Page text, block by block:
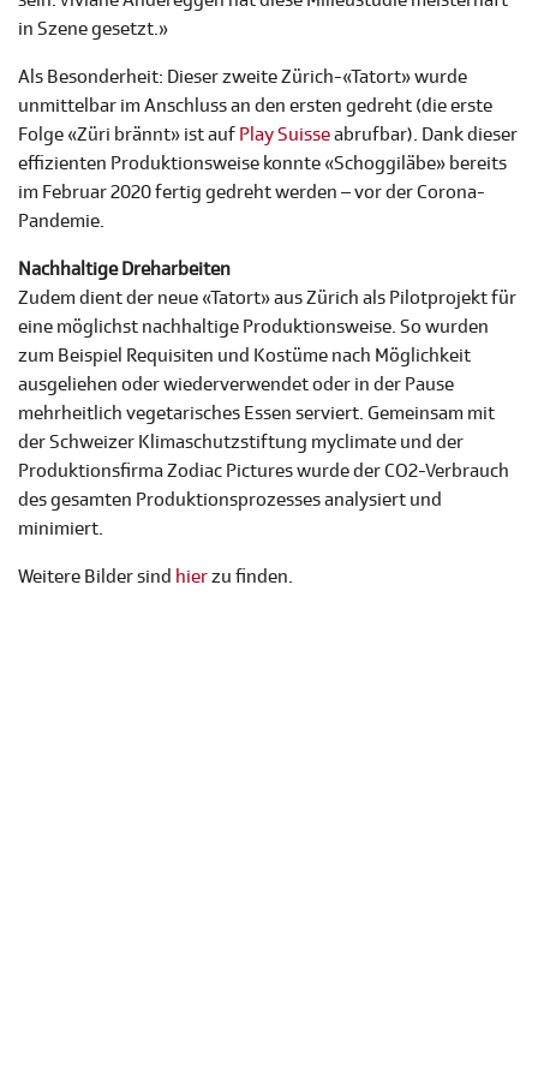
in Szene gesetzt.»
Als Besonderheit: Dieser zweite Zürich-«Tatort» wurde
unmittelbar im Anschluss an den ersten gedreht (die erste
Folge «Züri brännt» ist auf Play Suisseabrufbar). Dank dieser
effizienten Produktionsweise konnte «Schoggiläbe» bereits
im Februar 2020 fertig gedreht werden – vor der Corona-
Pandemie.
Nachhaltige Dreharbeiten
Zudem dient der neue «Tatort» aus Zürich als Pilotprojekt für
eine möglichst nachhaltige Produktionsweise. So wurden
zum Beispiel Requisiten und Kostüme nach Möglichkeit
ausgeliehen oder wiederverwendet oder in der Pause
mehrheitlich vegetarisches Essen serviert. Gemeinsam mit
der Schweizer Klimaschutzstiftung myclimate und der
Produktionsfirma Zodiac Pictures wurde der CO2-Verbrauch
des gesamten Produktionsprozesses analysiert und
minimiert.
Weitere Bilder sind hierzu finden.